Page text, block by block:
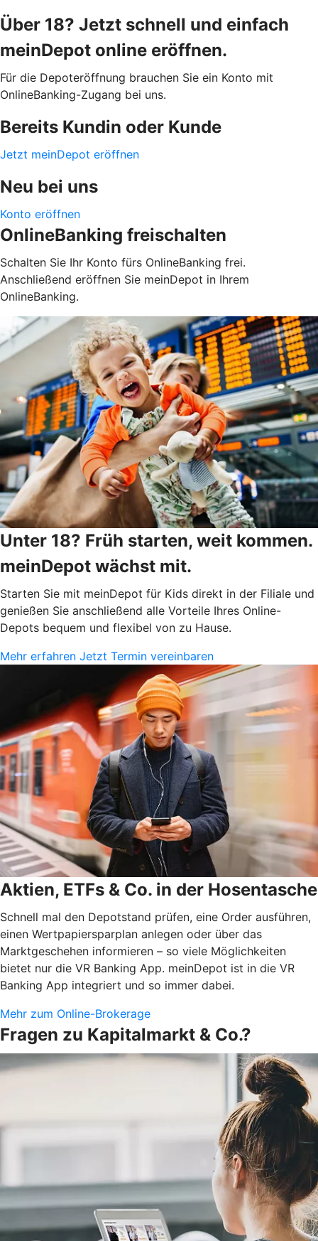
Über 18? Jetzt schnell und einfach
meinDepot online eröffnen.
Für die Depoteröffnung brauchen Sie ein Konto mit
OnlineBanking-Zugang bei uns.
Bereits Kundin oder Kunde
Jetzt meinDepot eröffnen
Neu bei uns
Konto eröffnen
OnlineBanking freischalten
Schalten Sie Ihr Konto fürs OnlineBanking frei.
Anschließend eröffnen Sie meinDepot in Ihrem
OnlineBanking.
Unter 18? Früh starten, weit kommen.
meinDepot wächst mit.
Starten Sie mit meinDepot für Kids direkt in der Filiale und
genießen Sie anschließend alle Vorteile Ihres Online-
Depots bequem und flexibel von zu Hause.
Mehr erfahren Jetzt Termin vereinbaren
Aktien, ETFs & Co. in der Hosentasche
Schnell mal den Depotstand prüfen, eine Order ausführen,
einen Wertpapiersparplan anlegen oder über das
Marktgeschehen informieren – so viele Möglichkeiten
bietet nur die VR Banking App. meinDepot ist in die VR
Banking App integriert und so immer dabei.
Mehr zum Online-Brokerage
Fragen zu Kapitalmarkt & Co.?